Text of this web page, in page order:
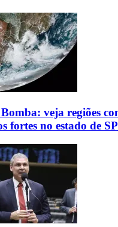
veja regiões
fortes no estado de SP